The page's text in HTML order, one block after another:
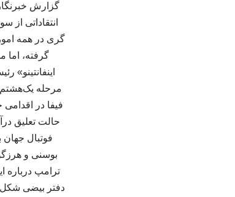
گزارش خبرنگار
انتقاداتی
گری در همه
گرفته،
مرحله یک‌هشتم
فیفا در
فوتبال
بوسنی و
ترامپ درباره
دفتر بیضی شکل